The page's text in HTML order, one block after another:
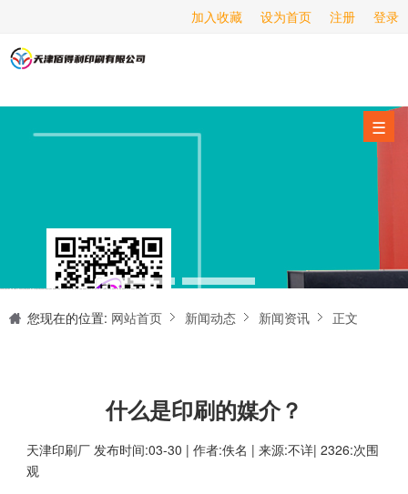
登录
注册
设为首页
加入收藏
☰
海报印刷
服务项目
新闻动态
关于我们
联系我们
您现在的位置: 网站首页 新闻动态 新闻资讯 正文
什么是印刷的媒介？
天津印刷厂 发布时间:03-30 | 作者:佚名 | 来源:不详| 2326:次围
观